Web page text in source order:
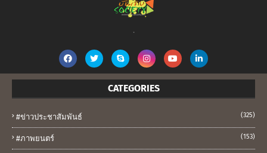
.
CATEGORIES
#ข่าวประชาสัมพันธ์ (325)
#ภาพยนตร์ (153)